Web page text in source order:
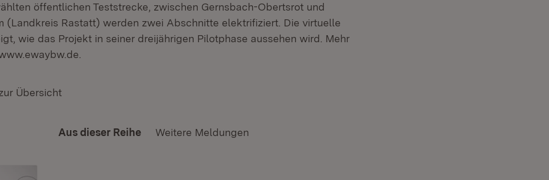
öffentlichen Teststrecke, zwischen Gernsbach-Obertsrot und
(Landkreis Rastatt) werden zwei Abschnitte elektrifiziert. Die virtuelle
wie das Projekt in seiner dreijährigen Pilotphase aussehen wird. Mehr
Übersicht
Aus dieser Reihe Weitere Meldungen